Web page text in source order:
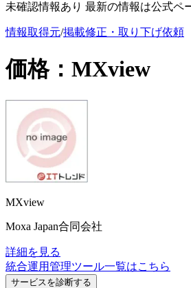
未確認情報あり 最新の情報は公式ペ
情報取得元/掲載修正・取り下げ依頼
価格： MXview
MXview
Moxa Japan合同会社
詳細を見る
統合運用管理ツール一覧はこちら
サービスを診断する